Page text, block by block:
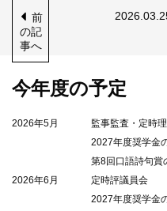
前
の記
事へ
今年度の予定
2026年5月
監事監査・定時
2027年度奨学金
第8回口語詩句賞
2026年6月
定時評議員会
2027年度奨学金